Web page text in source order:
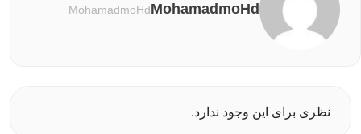
MohamadmoHd
MohamadmoHd
نظری برای این وجود ندارد.